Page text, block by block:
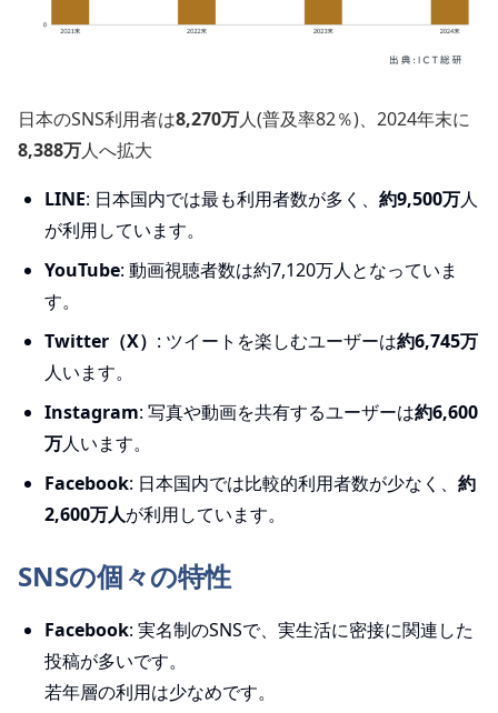
日本のSNS利用者は8,270万人(普及率82％)、2024年末に
8,388万人へ拡大
LINE: 日本国内では最も利用者数が多く、 約9,500万人
が利用しています。
YouTube: 動画視聴者数は約7,120万人となっていま
す。
Twitter（X） : ツイートを楽しむユーザーは約6,745万
人います。
Instagram: 写真や動画を共有するユーザーは約6,600
万人います。
Facebook: 日本国内では比較的利用者数が少なく、 約
2,600万人が利用しています。
SNSの個々の特性
Facebook: 実名制のSNSで、実生活に密接に関連した
投稿が多いです。
若年層の利用は少なめです。